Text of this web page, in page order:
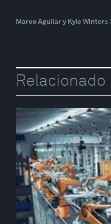
Marco Aguilar y Kyle Winters
Relacionado